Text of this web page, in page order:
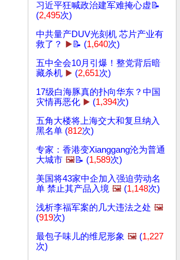
习近平狂喊政治建军难掩心虚📝
(2,495次)
中共量产DUV光刻机 芯片产业有
救了？
▶️📝 (1,640次)
五中全会10月引爆！整党背后暗
藏杀机 ▶️ (2,651次)
17级白海豚真的扑向华东？中国
灾情再恶化 ▶️ (1,394次)
五角大楼将上海交大和复旦纳入
黑名单 (812次)
专家：香港变Xianggang沦为普通
大城市 🖼️📝 (1,589次)
美国将43家中企加入强迫劳动名
单 禁止其产品入境 🖼️ (1,148次)
浅析李福军案的几大违法之处 🖼️
(919次)
最包子味儿的维尼形象 🖼️ (1,227
次)